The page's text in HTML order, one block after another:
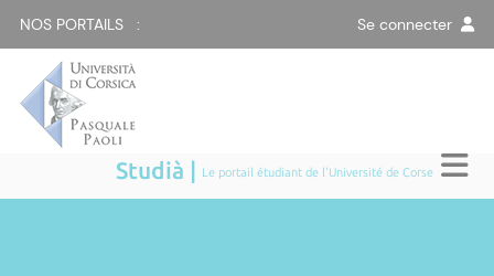
NOS PORTAILS : Se connecter
Studià | Le portail étudiant de l'Université de Corse